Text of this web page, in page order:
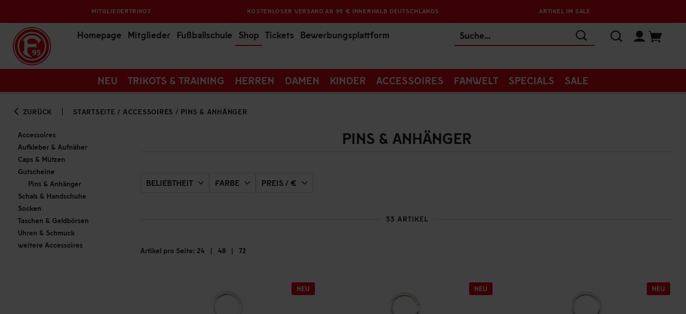
MITGLIEDERTRIKOT KOSTENLOSER VERSAND AB 95 € INNERHALB DEUTSCHLANDS ARTIKEL IM SALE
Homepage Mitglieder Fußballschule Shop Tickets Bewerbungsplattform
NEU TRIKOTS & TRAINING HERREN DAMEN KINDER ACCESSOIRES FANWELT SPECIALS SALE
ZURÜCK STARTSEITE / ACCESSOIRES / PINS & ANHÄNGER
Accessoires
Aufkleber & Aufnäher
Caps & Mützen
Gutscheine
Pins & Anhänger
Schals & Handschuhe
Socken
Taschen & Geldbörsen
Uhren & Schmuck
weitere Accessoires
PINS & ANHÄNGER
BELIEBTHEIT FARBE PREIS / €
33 ARTIKEL
Artikel pro Seite: 24 | 48 | 72